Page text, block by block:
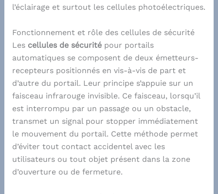
l’éclairage et surtout les cellules photoélectriques.
Fonctionnement et rôle des cellules de sécurité
Les cellules de sécuritépour portails
automatiques se composent de deux émetteurs-
recepteurs positionnés en vis-à-vis de part et
d’autre du portail. Leur principe s’appuie sur un
faisceau infrarouge invisible. Ce faisceau, lorsqu’il
est interrompu par un passage ou un obstacle,
transmet un signal pour stopper immédiatement
le mouvement du portail. Cette méthode permet
d’éviter tout contact accidentel avec les
utilisateurs ou tout objet présent dans la zone
d’ouverture ou de fermeture.